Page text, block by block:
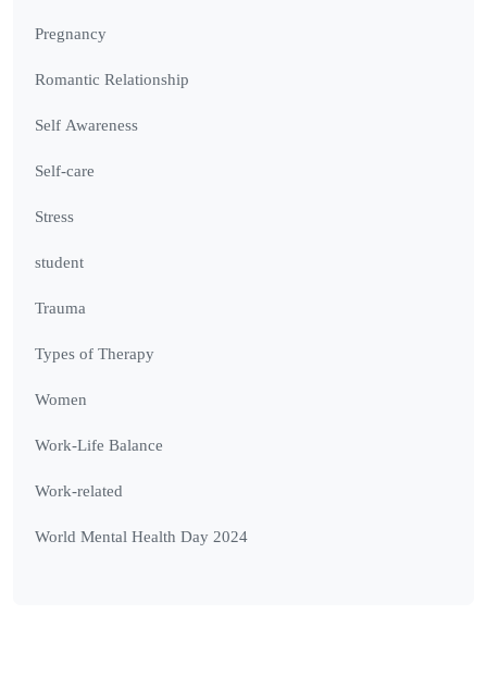
Pregnancy
Romantic Relationship
Self Awareness
Self-care
Stress
student
Trauma
Types of Therapy
Women
Work-Life Balance
Work-related
World Mental Health Day 2024